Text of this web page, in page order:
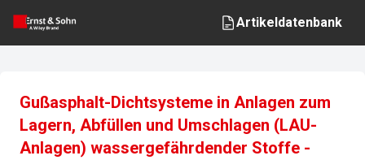
Artikeldatenbank
Gußasphalt-Dichtsysteme in Anlagen zum
Lagern, Abfüllen und Umschlagen (LAU-
Anlagen) wassergefährdender Stoffe -